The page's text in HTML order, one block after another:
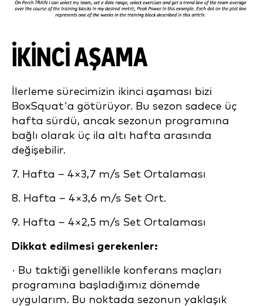
İKINCI AŞAMA
İlerleme sürecimizin ikinci aşaması bizi
BoxSquat'a götürüyor. Bu sezon sadece üç
hafta sürdü, ancak sezonun programına
bağlı olarak üç ila altı hafta arasında
değişebilir.
7. Hafta – 4×3,7 m/s Set Ortalaması
8. Hafta – 4×3,6 m/s Set Ort.
9. Hafta – 4×2,5 m/s Set Ortalaması
Dikkat edilmesi gerekenler:
· Bu taktiği genellikle konferans maçları
programına başladığımız dönemde
uygularım. Bu noktada sezonun yaklaşık